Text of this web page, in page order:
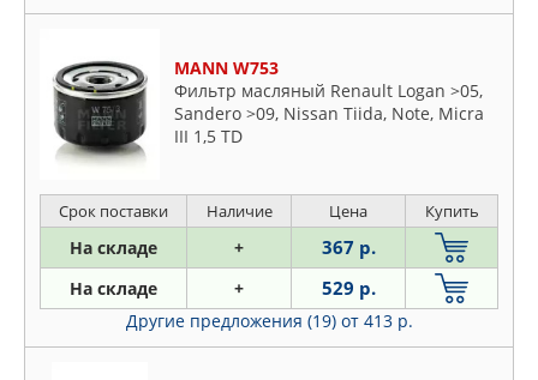
CHRYSLER
CLEAN FILTERS
COMLINE
CWORKS
DAEWOO
DAF
DENCKERMAN
DOMINANT
DOUBLE FORCE
KIA
Land Rover
Lexus
Lincoln
Mercedes
Mitsubishi
Nissan
Opel
Peugeot
MANN W753
Фильтр масляный Renault Logan >05,
Sandero >09, Nissan Tiida, Note, Micra
III 1,5 TD
Срок поставки Наличие Цена Купить
На складе + 367 р.
На складе + 529 р.
Другие предложения (19) от 413 р.